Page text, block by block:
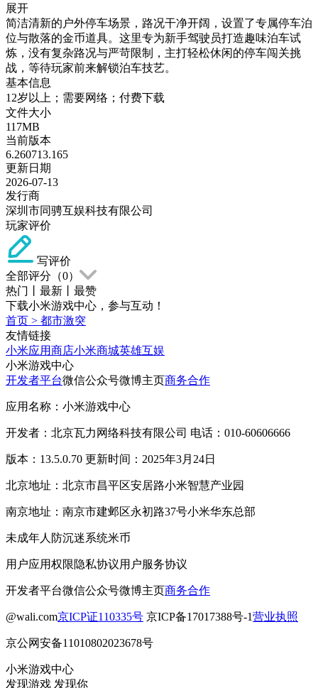
展开
简洁清新的户外停车场景，路况干净开阔，设置了专属停车泊
位与散落的金币道具。这里专为新手驾驶员打造趣味泊车试
炼，没有复杂路况与严苛限制，主打轻松休闲的停车闯关挑
战，等待玩家前来解锁泊车技艺。
基本信息
12岁以上；需要网络；付费下载
文件大小
117MB
当前版本
6.260713.165
更新日期
2026-07-13
发行商
深圳市同骋互娱科技有限公司
玩家评价
写评价
全部评分（0）
热门
最新
最赞
下载小米游戏中心，参与互动！
首页 > 都市激突
友情链接
小米应用商店小米商城英雄互娱
小米游戏中心
开发者平台微信公众号微博主页商务合作
应用名称：小米游戏中心
开发者：北京瓦力网络科技有限公司 电话：010-60606666
版本：13.5.0.70 更新时间：2025年3月24日
北京地址：北京市昌平区安居路小米智慧产业园
南京地址：南京市建邺区永初路37号小米华东总部
未成年人防沉迷系统米币
用户应用权限隐私协议用户服务协议
开发者平台微信公众号微博主页商务合作
@wali.com京ICP证110335号 京ICP备17017388号-1营业执照
京公网安备11010802023678号
小米游戏中心
发现游戏 发现你